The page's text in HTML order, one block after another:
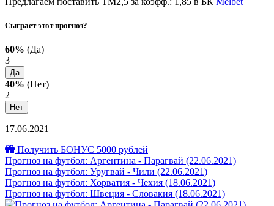
Сыграет этот прогноз?
60% (Да)
3
Да
40% (Нет)
2
Нет
17.06.2021
Получить БОНУС 5000 рублей
Прогноз на футбол: Аргентина - Парагвай (22.06.2021)
Прогноз на футбол: Уругвай - Чили (22.06.2021)
Прогноз на футбол: Хорватия - Чехия (18.06.2021)
Прогноз на футбол: Швеция - Словакия (18.06.2021)